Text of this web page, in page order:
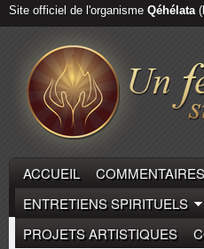
Site officiel de l'organisme Qéhélata
ACCUEIL
ENTRETIENS SPIRITUELS
PROJETS ARTISTIQUES
COMMENTAIRES DE LA